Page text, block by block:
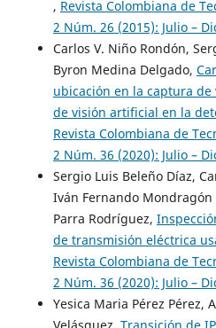
, Revista Colombiana de
2 Núm. 26 (2015): Julio –
Carlos V. Niño Rondón,
Byron Medina Delgado,
ubicación en la captura
de visión artificial en la
Revista Colombiana de
2 Núm. 36 (2020): Julio –
Sergio Luis Beleño Díaz,
Iván Fernando
Parra Rodríguez,
de transmisión eléctrica
Revista Colombiana de
2 Núm. 36 (2020): Julio –
Yesica Maria Pérez Pérez,
Velásquez, Transición de